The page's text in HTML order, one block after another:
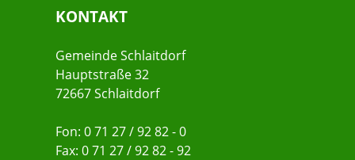
KONTAKT
Gemeinde Schlaitdorf
Hauptstraße 32
72667 Schlaitdorf
Fon: 0 71 27 / 92 82 - 0
Fax: 0 71 27 / 92 82 - 92